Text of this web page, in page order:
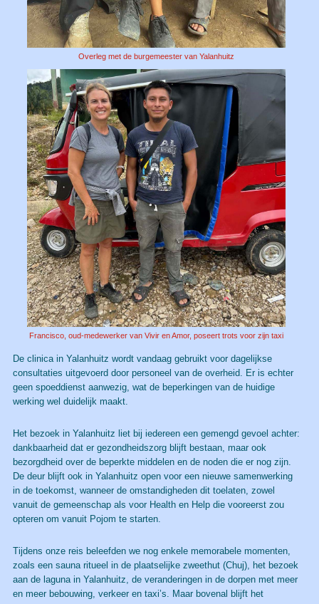
Overleg met de burgemeester van Yalanhuitz
Francisco, oud-medewerker van Vivir en Amor, poseert trots voor zijn taxi
De clinica in Yalanhuitz wordt vandaag gebruikt voor dagelijkse
consultaties uitgevoerd door personeel van de overheid. Er is echter
geen spoeddienst aanwezig, wat de beperkingen van de huidige
werking wel duidelijk maakt.
Het bezoek in Yalanhuitz liet bij iedereen een gemengd gevoel achter:
dankbaarheid dat er gezondheidszorg blijft bestaan, maar ook
bezorgdheid over de beperkte middelen en de noden die er nog zijn.
De deur blijft ook in Yalanhuitz open voor een nieuwe samenwerking
in de toekomst, wanneer de omstandigheden dit toelaten, zowel
vanuit de gemeenschap als voor Health en Help die vooreerst zou
opteren om vanuit Pojom te starten.
Tijdens onze reis beleefden we nog enkele memorabele momenten,
zoals een sauna ritueel in de plaatselijke zweethut (Chuj), het bezoek
aan de laguna in Yalanhuitz, de veranderingen in de dorpen met meer
en meer bebouwing, verkeer en taxi’s. Maar bovenal blijft het